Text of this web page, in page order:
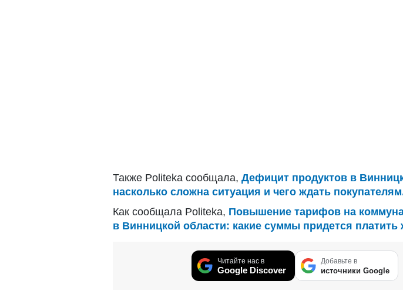
Также Politeka сообщала, Дефицит продуктов в
насколько сложна ситуация и чего ждать
Как сообщала Politeka, Повышение тарифов на
в Винницкой области: какие суммы придется платить
Читайте нас в
Google Discover
Добавьте в
источники Google